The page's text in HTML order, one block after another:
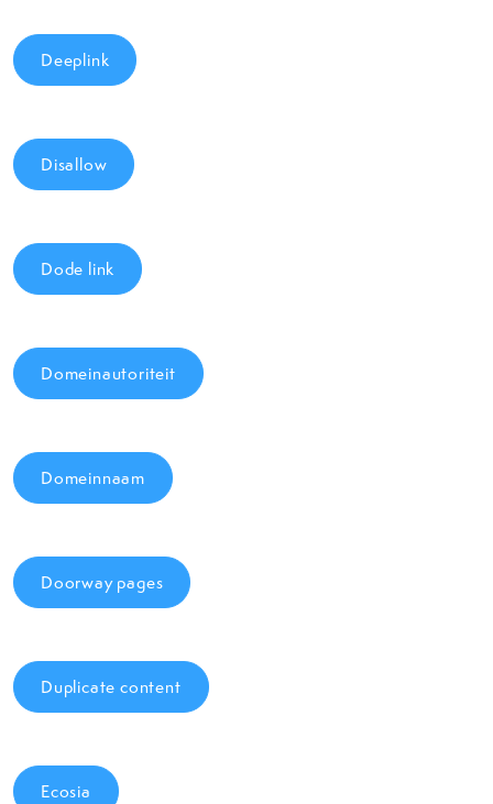
Deeplink
Disallow
Dode link
Domeinautoriteit
Domeinnaam
Doorway pages
Duplicate content
Ecosia